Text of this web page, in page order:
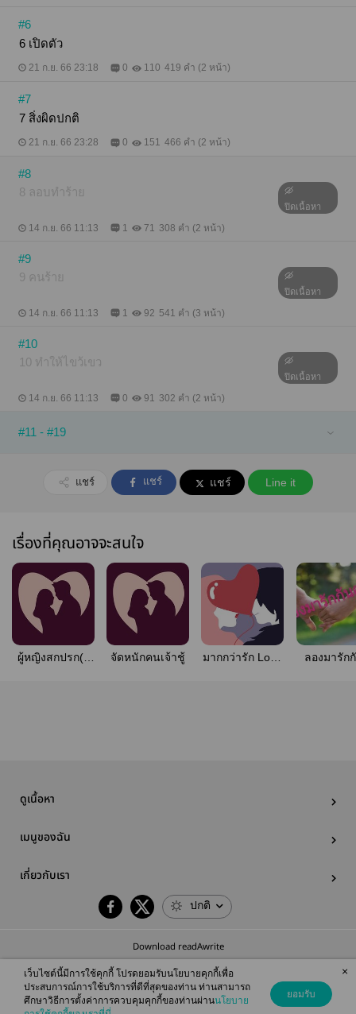
#6
6 เปิดตัว
21 ก.ย. 66 23:18 0 110 419 คำ (2 หน้า)
#7
7 สิ่งผิดปกติ
21 ก.ย. 66 23:28 0 151 466 คำ (2 หน้า)
#8
8 ลอบทำร้าย
ปิดเนื้อหา
14 ก.ย. 66 11:13 1 71 308 คำ (2 หน้า)
#9
9 คนร้าย
ปิดเนื้อหา
14 ก.ย. 66 11:13 1 92 541 คำ (3 หน้า)
#10
10 ทำให้ไขว้เขว
ปิดเนื้อหา
14 ก.ย. 66 11:13 0 91 302 คำ (2 หน้า)
#11 - #19
แชร์ แชร์ แชร์ Line it
เรื่องที่คุณอาจจะสนใจ
ผู้หญิงสกปรก(รี
จัดหนักคนเจ้าชู้
มากกว่ารัก Love
ลองมารัก
ดูเนื้อหา
เมนูของฉัน
เกี่ยวกับเรา
ปกติ
Download readAwrite
© 2026 readAwrite.com by MEB Corporation Public Company Limited
เว็บไซต์นี้มีการใช้คุกกี้ โปรดยอมรับนโยบายคุกกี้เพื่อ
ประสบการณ์การใช้บริการที่ดีที่สุดของท่าน ท่านสามารถ
ศึกษาวิธีการตั้งค่าการควบคุมคุกกี้ของท่านผ่านนโยบาย
ยอมรับ
×